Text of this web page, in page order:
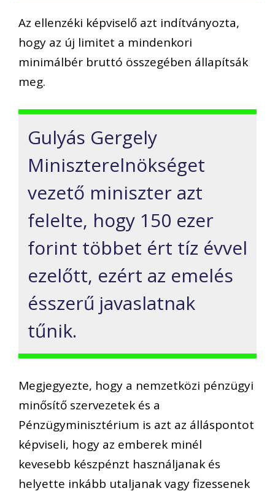
Az ellenzéki képviselő azt indítványozta,
hogy az új limitet a mindenkori
minimálbér bruttó összegében állapítsák
meg.
Gulyás Gergely
Miniszterelnökséget
vezető miniszter azt
felelte, hogy 150 ezer
forint többet ért tíz évvel
ezelőtt, ezért az emelés
ésszerű javaslatnak
tűnik.
Megjegyezte, hogy a nemzetközi pénzügyi
minősítő szervezetek és a
Pénzügyminisztérium is azt az álláspontot
képviseli, hogy az emberek minél
kevesebb készpénzt használjanak és
helyette inkább utaljanak vagy fizessenek